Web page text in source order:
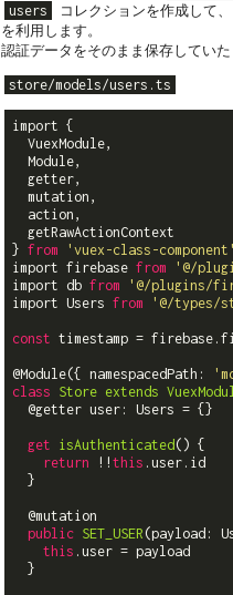
users
コレクションを作成して
を利用します。
認証データをそのまま保存していた
store/models/users.ts
import {
  VuexModule,
  Module,
  getter,
  mutation,
  action,
  getRawActionContext
} from
'vuex-class-component'
import firebase from
'@/
import db from
'@/plugins/
import Users from '@/types/
const timestamp =
@Module({ namespacedPath:
class Store extends
  @getter user: Users = {}
get isAuthenticated ( ) {
return !! this .user.id
  }
  @
mutation
public SET_USER (payload:
this .user = payload
  }